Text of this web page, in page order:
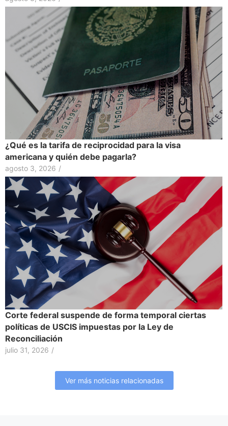
¿Qué es la tarifa de reciprocidad para la visa
americana y quién debe pagarla?
agosto 3, 2026 /
Corte federal suspende de forma temporal ciertas
políticas de USCIS impuestas por la Ley de
Reconciliación
julio 31, 2026 /
Ver más noticias relacionadas